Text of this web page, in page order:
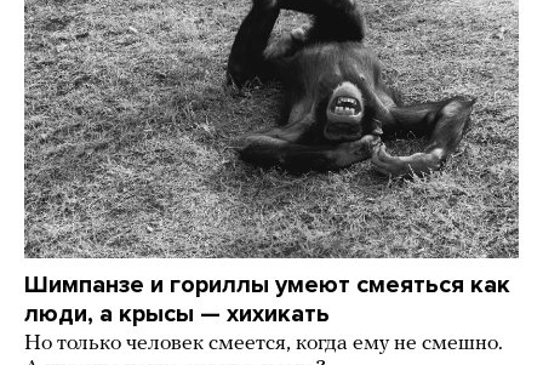
Шимпанзе и гориллы умеют смеяться как
люди, а крысы — хихикать
Но только человек смеется, когда ему не смешно.